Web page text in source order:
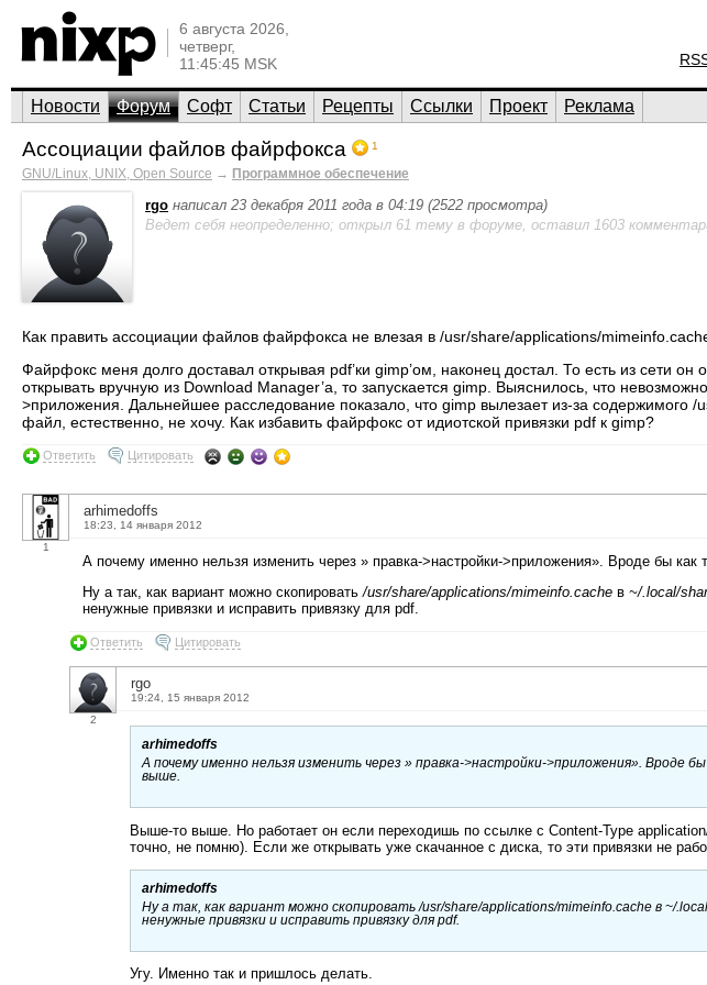
6 августа 2026,
четверг,
11:45:45 MSK
Новости Форум Софт Статьи Рецепты Ссылки Проект Реклама
Ассоциации файлов файрфокса 1
GNU/Linux, UNIX, Open Source → Программное обеспечение
rgo написал 23 декабря 2011 года в 04:19 (2522 просмотра)
Ведет себя неопределенно; открыл 61 тему в форуме, оставил 1603
Как править ассоциации файлов файрфокса не влезая в /usr/share/applications/
Файрфокс меня долго доставал открывая pdf’ки gimp’ом, наконец достал. То есть из сети
открывать вручную из Download Manager’а, то запускается gimp. Выяснилось, что
>приложения. Дальнейшее расследование показало, что gimp вылезает из-за содержимого
файл, естественно, не хочу. Как избавить файрфокс от идиотской привязки pdf к gimp?
Ответить Цитировать
1
arhimedoffs
18:23, 14 января 2012
А почему именно нельзя изменить через » правка->настройки->приложения». Вроде бы
Ну а так, как вариант можно скопировать/usr/share/applications/mimeinfo.cache в ~/.local/
ненужные привязки и исправить привязку для pdf.
Ответить Цитировать
2
rgo
19:24, 15 января 2012
arhimedoffs
А почему именно нельзя изменить через » правка->настройки->приложения». Вроде
выше.
Выше-то выше. Но работает он если переходишь по ссылке с Content-Type
точно, не помню). Если же открывать уже скачанное с диска, то эти привязки не
arhimedoffs
Ну а так, как вариант можно скопировать /usr/share/applications/mimeinfo.cache в ~/
ненужные привязки и исправить привязку для pdf.
Угу. Именно так и пришлось делать.